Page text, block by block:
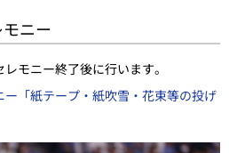
ニー
モニー終了後に行います。
「紙テープ・紙吹雪・花束等の投げ